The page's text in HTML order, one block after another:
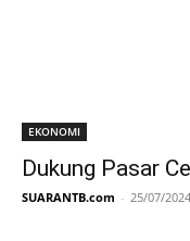
EKONOMI
Dukung Pasar
SUARANTB.com - 25/07/2024